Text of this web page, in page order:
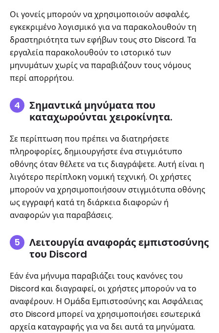
Οι γονείς μπορούν να χρησιμοποιούν ασφαλές,
εγκεκριμένο λογισμικό για να παρακολουθούν τη
δραστηριότητα των εφήβων τους στο Discord. Τα
εργαλεία παρακολουθούν το ιστορικό των
μηνυμάτων χωρίς να παραβιάζουν τους νόμους
περί απορρήτου.
Σημαντικά μηνύματα που
καταχωρούνται χειροκίνητα.
Σε περίπτωση που πρέπει να διατηρήσετε
πληροφορίες, δημιουργήστε ένα στιγμιότυπο
οθόνης όταν θέλετε να τις διαγράψετε. Αυτή είναι η
λιγότερο περίπλοκη νομική τεχνική. Οι χρήστες
μπορούν να χρησιμοποιήσουν στιγμιότυπα οθόνης
ως εγγραφή κατά τη διάρκεια διαφορών ή
αναφορών για παραβάσεις.
Λειτουργία αναφοράς εμπιστοσύνης
του Discord
Εάν ένα μήνυμα παραβιάζει τους κανόνες του
Discord και διαγραφεί, οι χρήστες μπορούν να το
αναφέρουν. Η Ομάδα Εμπιστοσύνης και Ασφάλειας
στο Discord μπορεί να χρησιμοποιήσει εσωτερικά
αρχεία καταγραφής για να δει αυτά τα μηνύματα.